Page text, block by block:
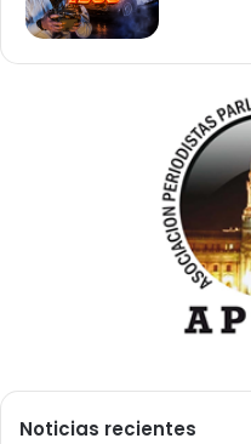
Noticias recientes